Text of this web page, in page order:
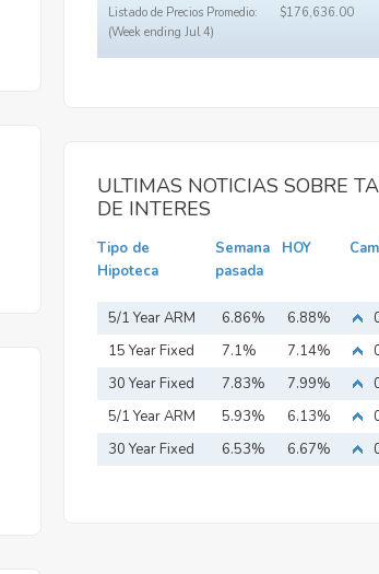
Listado de Precios Promedio:
(Week ending Jul 4)
$176,636.00
ULTIMAS NOTICIAS SOBRE
DE INTERES
Tipo de
Hipoteca
Semana
pasada
HOY
5/1 Year ARM 6.86% 6.88%
15 Year Fixed
Mortgage
7.1% 7.14%
30 Year Fixed
Mortgage
7.83% 7.99%
5/1 Year ARM
5.93% 6.13%
30 Year Fixed
6.53% 6.67%